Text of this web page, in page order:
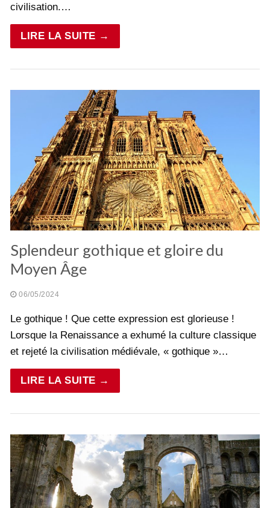
civilisation.…
LIRE LA SUITE →
Splendeur gothique et gloire du
Moyen Âge
06/05/2024
Le gothique ! Que cette expression est glorieuse !
Lorsque la Renaissance a exhumé la culture classique
et rejeté la civilisation médiévale, « gothique »…
LIRE LA SUITE →